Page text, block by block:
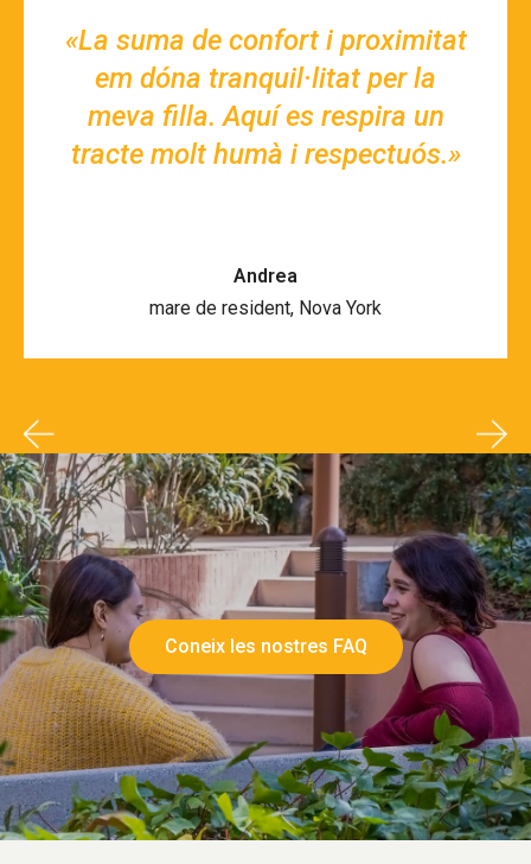
«La suma de confort i proximitat
em dóna tranquil·litat per la
meva filla. Aquí es respira un
tracte molt humà i respectuós.»
Andrea
mare de resident, Nova York
Coneix les nostres FAQ